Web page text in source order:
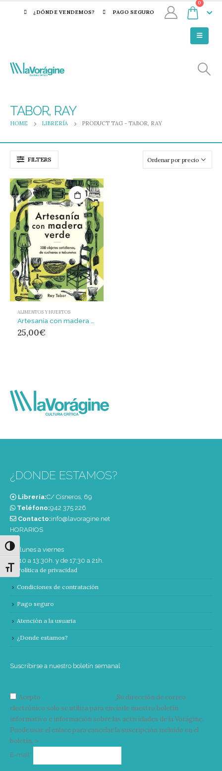
Alternar alto contraste
Alternar tamaño de letra
¿DÓNDE VENDEMOS? PAGO SEGURO
0
TABOR, RAY
HOME LIBRERÍA PRODUCT TAG - TABOR, RAY
FILTERS
ALIMENTOS Y HUERTOS
25,00€
¿DONDE ESTAMOS?
Librería:C/ Cisneros, 69
Teléfono:‭942 375 226‬
Contacto:info@lavoragine.net
HORARIOS
De lunes a viernes
de 10 a 13:30h. y de 17:30 a 21h.
Política de privacidad
Condiciones de contratación
Pago seguro
Atención a la usuaria
¿Donde estamos?
Suscribirse a nuestro boletín semanal
Acepto
Su dirección de correo
electrónico solo se utiliza para enviarle nuestro boletín
informativo e información sobre las actividades de la Vorágine.
Puede usar el enlace para cancelar la suscripción incluido en el
boletín. >
E-mail*